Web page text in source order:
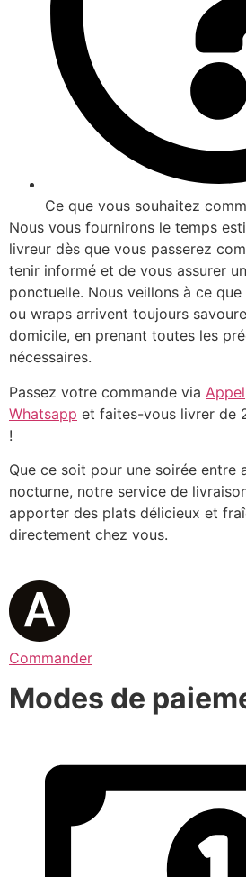
Ce que vous souhaitez
Nous vous fournirons le temps
livreur dès que vous passerez
tenir informé et de vous assurer
ponctuelle. Nous veillons à ce
ou wraps arrivent toujours
domicile, en prenant toutes les
nécessaires.
Passez votre commande via Appel
Whatsapp et faites-vous livrer de
!
Que ce soit pour une soirée entre
nocturne, notre service de
apporter des plats délicieux et
directement chez vous.
Commander
Modes de